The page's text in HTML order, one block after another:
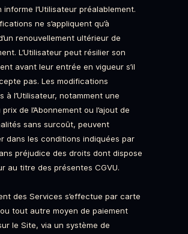
informe l’Utilisateur préalablement.
ne s’appliquent qu’à
renouvellement ultérieur de
L’Utilisateur peut résilier son
avant leur entrée en vigueur s’il
pas. Les modifications
à l’Utilisateur, notamment une
de l’Abonnement ou l’ajout de
sans surcoût, peuvent
dans les conditions indiquées par
préjudice des droits dont dispose
au titre des présentes CGVU.
des Services s’effectue par carte
tout autre moyen de paiement
le Site, via un système de